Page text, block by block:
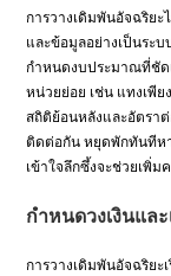
การวางเดิมพันอัจฉริย
และข้อมูลอย่างเป็นระ
กำหนดงบประมาณที่ชัด
หน่วยย่อย เช่น แทงเพีย
สถิติย้อนหลังและอัตรา
ติดต่อกัน หยุดพักทันทีห
เข้าใจลึกซึ้งจะช่วยเพิ่
กำหนดวงเงินแล
การวางเดิมพันอัจฉริย